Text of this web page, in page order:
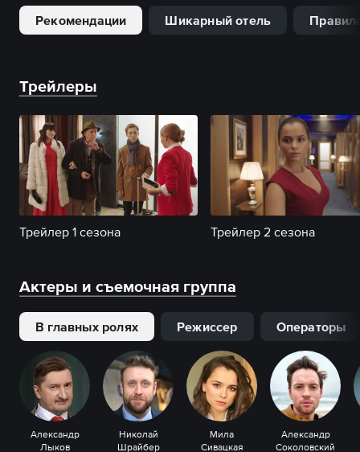
Рекомендации Шикарный отель
Трейлеры
Трейлер 1 сезона Трейлер 2 сезона
Актеры и съемочная группа
В главных ролях Режиссер Операторы
Александр
Лыков
Николай
Шрайбер
Мила
Сивацкая
Александр
Соколовский